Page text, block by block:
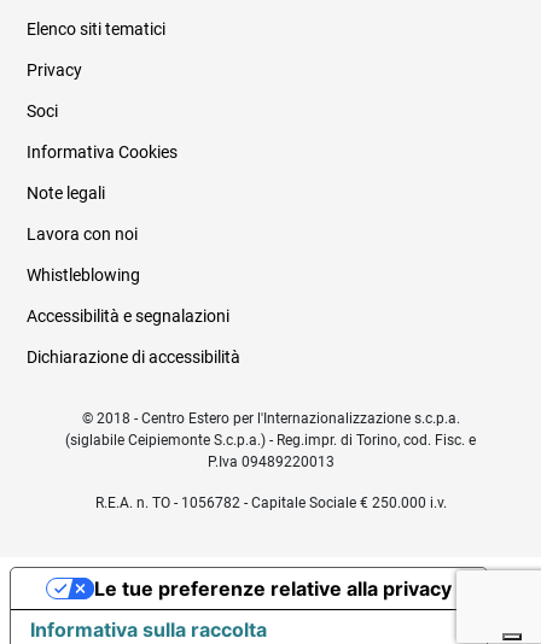
Elenco siti tematici
Privacy
Soci
Informativa Cookies
Note legali
Lavora con noi
Whistleblowing
Accessibilità e segnalazioni
Dichiarazione di accessibilità
© 2018 - Centro Estero per l'Internazionalizzazione s.c.p.a.
(siglabile Ceipiemonte S.c.p.a.) - Reg.impr. di Torino, cod. Fisc. e
P.Iva 09489220013
R.E.A. n. TO - 1056782 - Capitale Sociale € 250.000 i.v.
Informativa sulla raccolta
Le tue preferenze relative alla privacy